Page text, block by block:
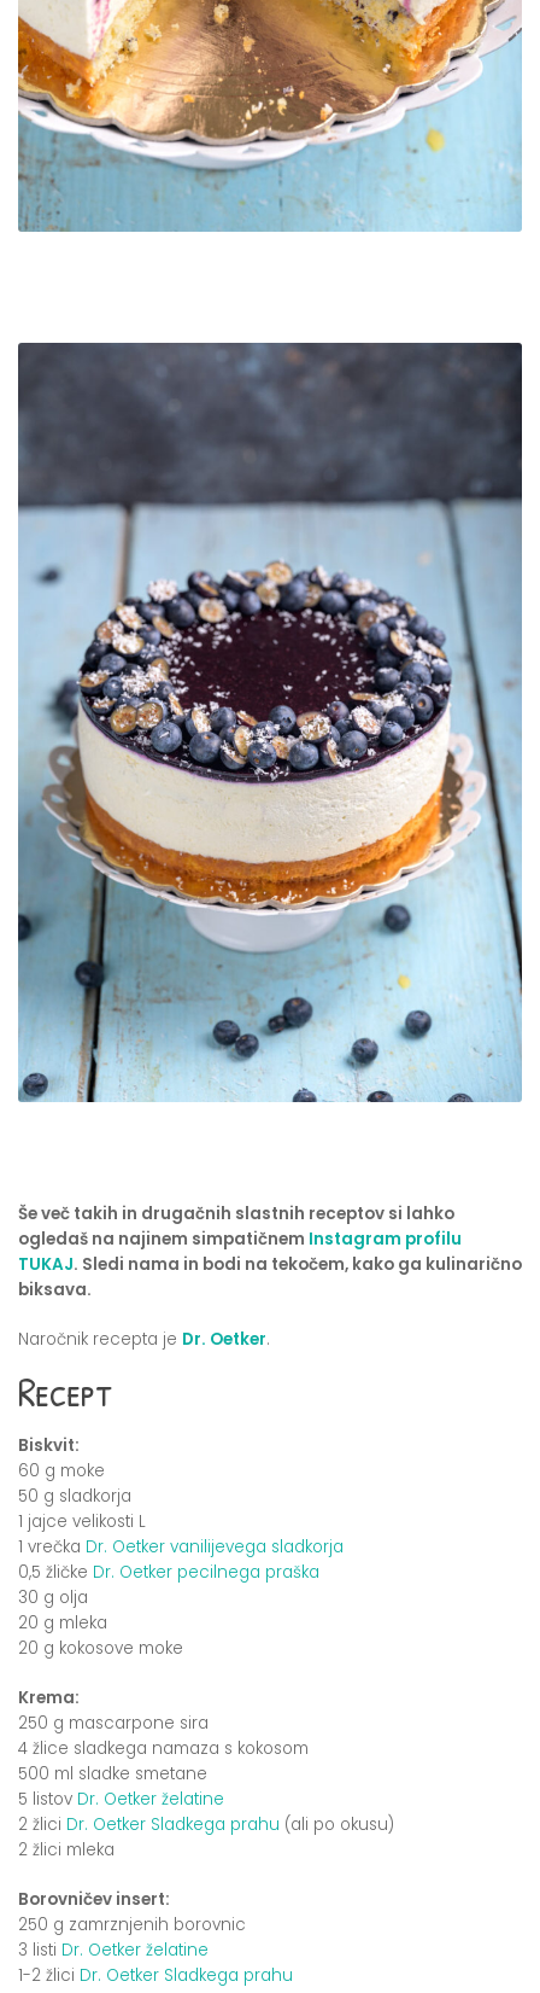
Še več takih in drugačnih slastnih receptov si lahko
ogledaš na najinem simpatičnem Instagram profilu
TUKAJ. Sledi nama in bodi na tekočem, kako ga kulinarično
biksava.
Naročnik recepta je Dr. Oetker.
Recept
Biskvit:
60 g moke
50 g sladkorja
1 jajce velikosti L
1 vrečka Dr. Oetker vanilijevega sladkorja
0,5 žličke Dr. Oetker pecilnega praška
30 g olja
20 g mleka
20 g kokosove moke
Krema:
250 g mascarpone sira
4 žlice sladkega namaza s kokosom
500 ml sladke smetane
5 listov Dr. Oetker želatine
2 žlici Dr. Oetker Sladkega prahu (ali po okusu)
2 žlici mleka
Borovničev insert:
250 g zamrznjenih borovnic
3 listi Dr. Oetker želatine
1-2 žlici Dr. Oetker Sladkega prahu